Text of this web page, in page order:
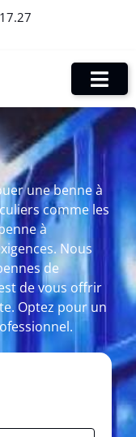
une benne à
comme les
à
Nous
de
de vous offrir
Optez pour un